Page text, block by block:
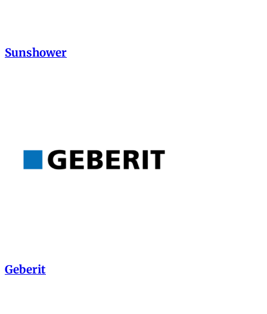
Sunshower
Geberit